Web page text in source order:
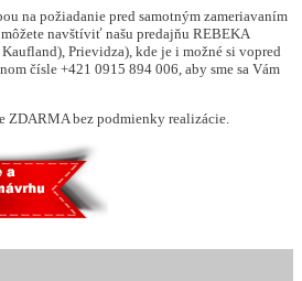
na požiadanie pred samotným zameriavaním
navštíviť našu predajňu REBEKA
Prievidza), kde je i možné si vopred
čísle +421 0915 894 006, aby sme sa Vám
ZDARMA bez podmienky realizácie.